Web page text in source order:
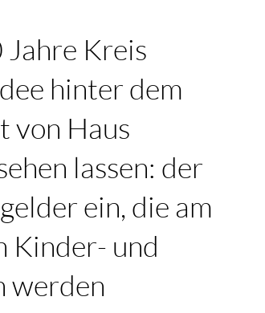
Jahre Kreis
hinter dem
von Haus
lassen: der
ein, die am
Kinder- und
werden